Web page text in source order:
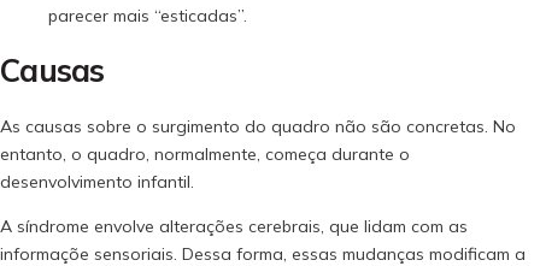
parecer mais “esticadas”.
Causas
As causas sobre o surgimento do quadro não são concretas. No
entanto, o quadro, normalmente, começa durante o
desenvolvimento infantil.
A síndrome envolve alterações cerebrais, que lidam com as
informaçõe sensoriais. Dessa forma, essas mudanças modificam a